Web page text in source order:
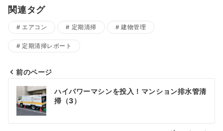
関連タグ
エアコン 定期清掃 建物管理
定期清掃レポート
投
稿
ナ
前のページ
ハイパワーマシンを投入！マンション排水管清
掃（3）